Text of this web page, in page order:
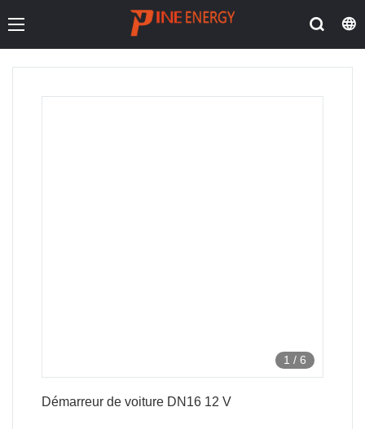
1 / 6
Démarreur de voiture DN16 12 V